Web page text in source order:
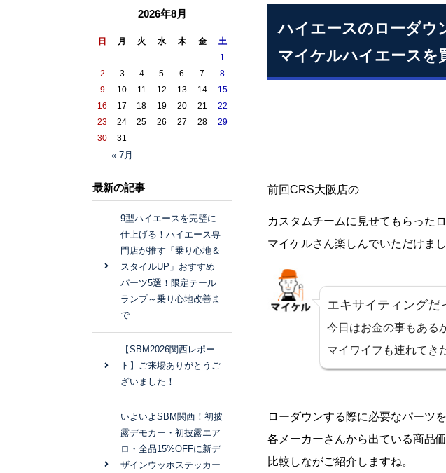
ハイエースのローダウ
マイケルハイエースを
前回CRS大阪店の
カスタムチームに見せてもらった
マイケルさん楽しんでいただけま
エキサイティングだ
今日はお金の事もある
マイワイフも連れてき
ローダウンする際に必要なパーツを
各メーカーさんから出ている商品
比較しながご紹介しますね。
2026年8月
日 月 火 水 木 金 土
« 7月
1
2
3 4 5 6 7
8
9
10 11 12 13 14
15
16
17 18 19 20 21
22
23
24 25 26 27 28
29
30
31
最新の記事
9型ハイエースを完璧に
仕上げる！ハイエース専
門店が推す「乗り心地＆
スタイルUP」おすすめ
パーツ5選！限定テール
ランプ～乗り心地改善ま
で
【SBM2026関西レポー
ト】ご来場ありがとうご
ざいました！
いよいよSBM関西！初披
露デモカー・初披露エア
ロ・全品15%OFFに新デ
ザインウッホステッカー